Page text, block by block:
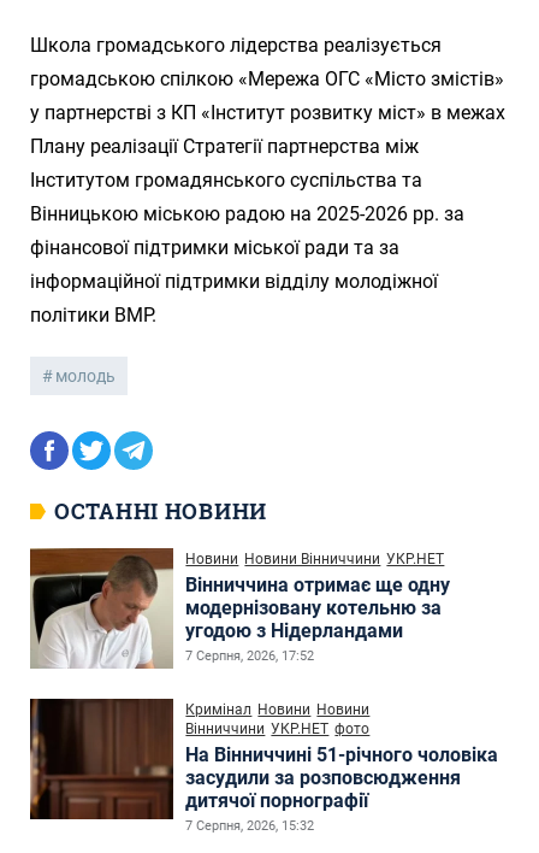
Школа громадського лідерства реалізується
громадською спілкою «Мережа ОГС «Місто змістів»
у партнерстві з КП «Інститут розвитку міст» в межах
Плану реалізації Стратегії партнерства між
Інститутом громадянського суспільства та
Вінницькою міською радою на 2025-2026 рр. за
фінансової підтримки міської ради та за
інформаційної підтримки відділу молодіжної
політики ВМР.
молодь
ОСТАННІ НОВИНИ
Новини Новини Вінниччини УКР.НЕТ
Вінниччина отримає ще одну
модернізовану котельню за
угодою з Нідерландами
7 Серпня, 2026, 17:52
Кримінал Новини Новини
Вінниччини УКР.НЕТ фото
На Вінниччині 51-річного чоловіка
засудили за розповсюдження
дитячої порнографії
7 Серпня, 2026, 15:32